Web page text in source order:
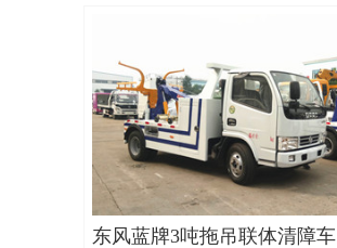
东风蓝牌3吨拖吊联体清障车